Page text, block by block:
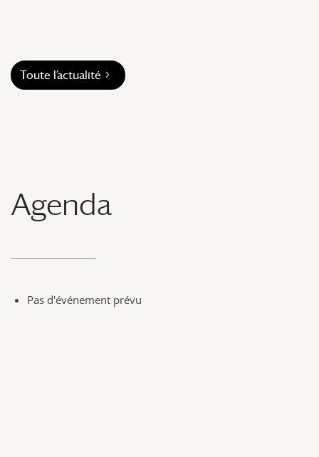
Toute l’actualité
Agenda
Pas d'événement prévu